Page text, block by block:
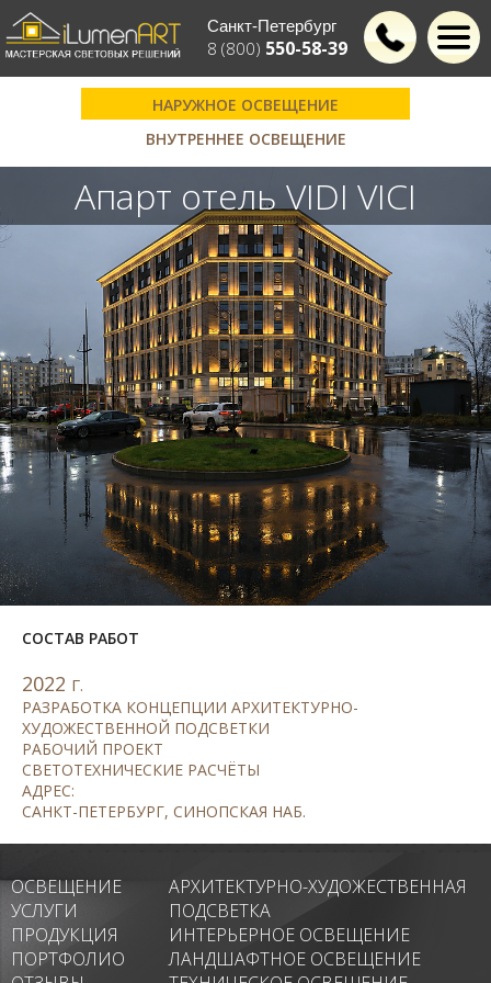
Санкт-Петербург
8 (800) 550-58-39
НАРУЖНОЕ ОСВЕЩЕНИЕ
ВНУТРЕННЕЕ ОСВЕЩЕНИЕ
Апарт отель VIDI VICI
СОСТАВ РАБОТ
2022 Г.
РАЗРАБОТКА КОНЦЕПЦИИ АРХИТЕКТУРНО-
ХУДОЖЕСТВЕННОЙ ПОДСВЕТКИ
РАБОЧИЙ ПРОЕКТ
СВЕТОТЕХНИЧЕСКИЕ РАСЧЁТЫ
АДРЕС:
САНКТ-ПЕТЕРБУРГ, СИНОПСКАЯ НАБ.
ОСВЕЩЕНИЕ
УСЛУГИ
ПРОДУКЦИЯ
ПОРТФОЛИО
АРХИТЕКТУРНО-ХУДОЖЕСТВЕННАЯ
ПОДСВЕТКА
ИНТЕРЬЕРНОЕ ОСВЕЩЕНИЕ
ЛАНДШАФТНОЕ ОСВЕЩЕНИЕ